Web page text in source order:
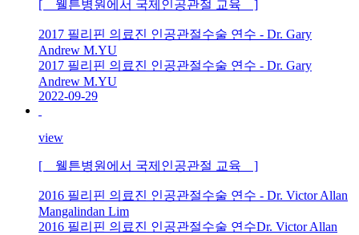
[ 웰튼병원에서 국제인공관절 교육 ]
2017 필리핀 의료진 인공관절수술 연수 - Dr. Gary
Andrew M.YU
2017 필리핀 의료진 인공관절수술 연수 - Dr. Gary
Andrew M.YU
2022-09-29
view
[ 웰튼병원에서 국제인공관절 교육 ]
2016 필리핀 의료진 인공관절수술 연수 - Dr. Victor Allan
Mangalindan Lim
2016 필리핀 의료진 인공관절수술 연수Dr. Victor Allan